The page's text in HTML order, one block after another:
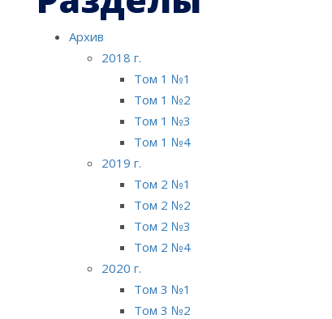
Архив
2018 г.
Том 1 №1
Том 1 №2
Том 1 №3
Том 1 №4
2019 г.
Том 2 №1
Том 2 №2
Том 2 №3
Том 2 №4
2020 г.
Том 3 №1
Том 3 №2